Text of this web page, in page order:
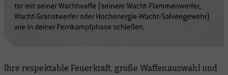
Ihre respektable Feuerkraft, große Waffenauswahl und